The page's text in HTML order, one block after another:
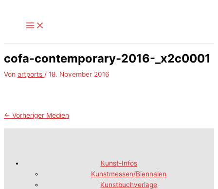
springen
cofa-contemporary-2016-_x2c0001
Von artports / 18. November 2016
← Vorheriger Medien
Kunst-Infos
Kunstmessen/Biennalen
Kunstbuchverlage